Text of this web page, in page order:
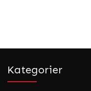
Kategorier